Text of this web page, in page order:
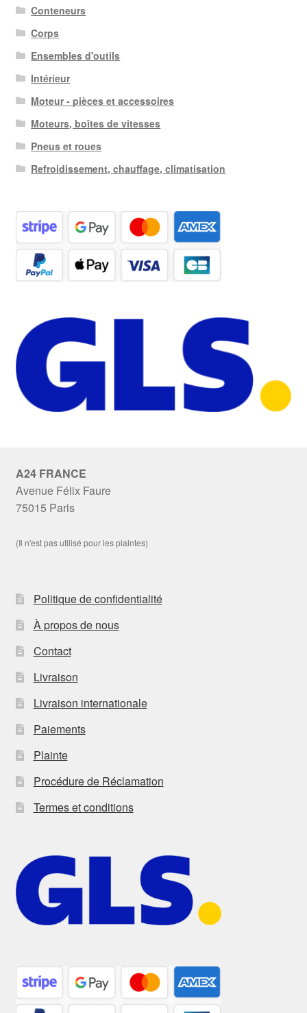
Conteneurs
Corps
Ensembles d'outils
Intérieur
Moteur - pièces et accessoires
Moteurs, boîtes de vitesses
Pneus et roues
Refroidissement, chauffage, climatisation
A24 FRANCE
Avenue Félix Faure
75015 Paris
(Il n'est pas utilisé pour les plaintes)
Politique de confidentialité
À propos de nous
Contact
Livraison
Livraison internationale
Paiements
Plainte
Procédure de Réclamation
Termes et conditions